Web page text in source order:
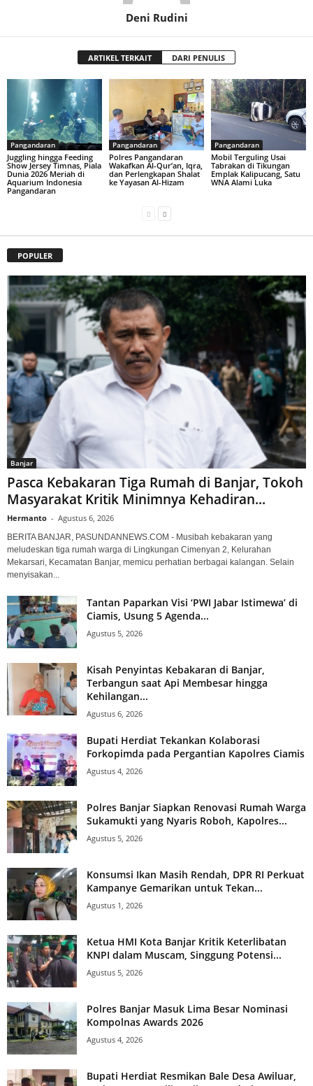
Deni Rudini
ARTIKEL TERKAIT DARI PENULIS
Pangandaran
Juggling hingga Feeding
Show Jersey Timnas, Piala
Dunia 2026 Meriah di
Aquarium Indonesia
Pangandaran
Pangandaran
Polres Pangandaran
Wakafkan Al-Qur’an, Iqra,
dan Perlengkapan Shalat
ke Yayasan Al-Hizam
Pangandaran
Mobil Terguling Usai
Tabrakan di Tikungan
Emplak Kalipucang, Satu
WNA Alami Luka
POPULER
Banjar
Pasca Kebakaran Tiga Rumah di Banjar, Tokoh
Masyarakat Kritik Minimnya Kehadiran...
Hermanto - Agustus 6, 2026
BERITA BANJAR, PASUNDANNEWS.COM - Musibah kebakaran yang
meludeskan tiga rumah warga di Lingkungan Cimenyan 2, Kelurahan
Mekarsari, Kecamatan Banjar, memicu perhatian berbagai kalangan. Selain
menyisakan...
Tantan Paparkan Visi ‘PWI Jabar Istimewa’ di
Ciamis, Usung 5 Agenda...
Agustus 5, 2026
Kisah Penyintas Kebakaran di Banjar,
Terbangun saat Api Membesar hingga
Kehilangan...
Agustus 6, 2026
Bupati Herdiat Tekankan Kolaborasi
Forkopimda pada Pergantian Kapolres Ciamis
Agustus 4, 2026
Polres Banjar Siapkan Renovasi Rumah Warga
Sukamukti yang Nyaris Roboh, Kapolres...
Agustus 5, 2026
Konsumsi Ikan Masih Rendah, DPR RI Perkuat
Kampanye Gemarikan untuk Tekan...
Agustus 1, 2026
Ketua HMI Kota Banjar Kritik Keterlibatan
KNPI dalam Muscam, Singgung Potensi...
Agustus 5, 2026
Polres Banjar Masuk Lima Besar Nominasi
Kompolnas Awards 2026
Agustus 4, 2026
Bupati Herdiat Resmikan Bale Desa Awiluar,